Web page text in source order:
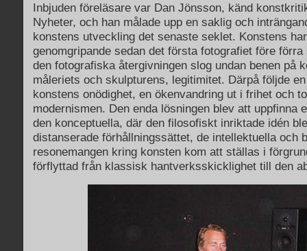
Inbjuden föreläsare var Dan Jönsson, känd
Nyheter, och han målade upp en saklig och
konstens utveckling det senaste seklet. Konstens
genomgripande sedan det första fotografiet före
den fotografiska återgivningen slog undan benen på
måleriets och skulpturens, legitimitet. Därpå följde
konstens onödighet, en ökenvandring ut i frihet och
modernismen. Den enda lösningen blev att uppfinna
den konceptuella, där den filosofiskt inriktade idén
distanserade förhållningssättet, de intellektuella och
resonemangen kring konsten kom att ställas i
förflyttad från klassisk hantverksskicklighet till den